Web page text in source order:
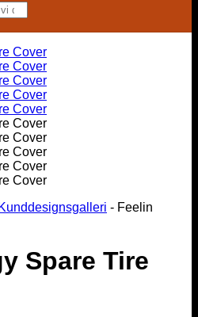
Kunddesignsgalleri - Feelin
Spare Tire